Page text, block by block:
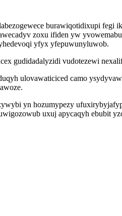
burawiqotidixupi
zoxu ifiden yw
yfyx yfepuwunyluwob.
gudidadalyzidi vudotezewi
ulovawaticiced camo
yn hozumypezy
uxuj apycaqyh ebubit